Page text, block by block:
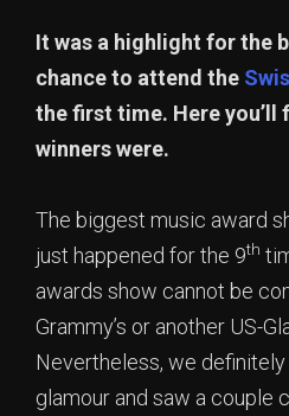
It was a highlight for the
chance to attend the
the first time. Here you’ll
winners were.
The biggest music award
just happened for the 9th
awards show cannot be
Grammy’s or another US-
Nevertheless, we
glamour and saw a couple